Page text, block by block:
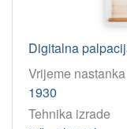
Digitalna
Vrijeme nastanka
1930
Tehnika izrade